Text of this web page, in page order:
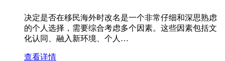
决定是否在移民海外时改名是一个非常仔细和深思熟虑
的个人选择，需要综合考虑多个因素。这些因素包括文
化认同、融入新环境、个人…
查看详情